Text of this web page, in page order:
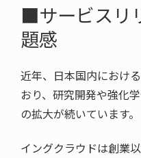
■サービスリ
題感
近年、日本国内におけ
おり、研究開発や強化
の拡大が続いています。
イングクラウドは創業